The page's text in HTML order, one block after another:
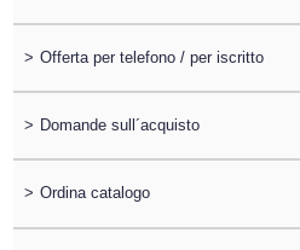
> Offerta per telefono / per iscritto
> Domande sull´acquisto
> Ordina catalogo